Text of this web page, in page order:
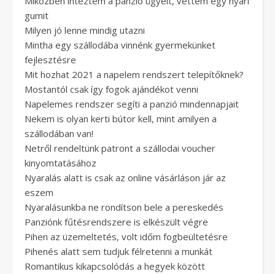
gumit
Milyen jó lenne mindig utazni
Mintha egy szállodába vinnénk gyermekünket
fejlesztésre
Mit hozhat 2021 a napelem rendszert telepítőknek?
Mostantól csak így fogok ajándékot venni
Napelemes rendszer segíti a panzió mindennapjait
Nekem is olyan kerti bútor kell, mint amilyen a
szállodában van!
Netről rendeltünk patront a szállodai voucher
kinyomtatásához
Nyaralás alatt is csak az online vásárláson jár az
eszem
Nyaralásunkba ne rondítson bele a pereskedés
Panziónk fűtésrendszere is elkészült végre
Pihen az üzemeltetés, volt időm fogbeültetésre
Pihenés alatt sem tudjuk félretenni a munkát
Romantikus kikapcsolódás a hegyek között